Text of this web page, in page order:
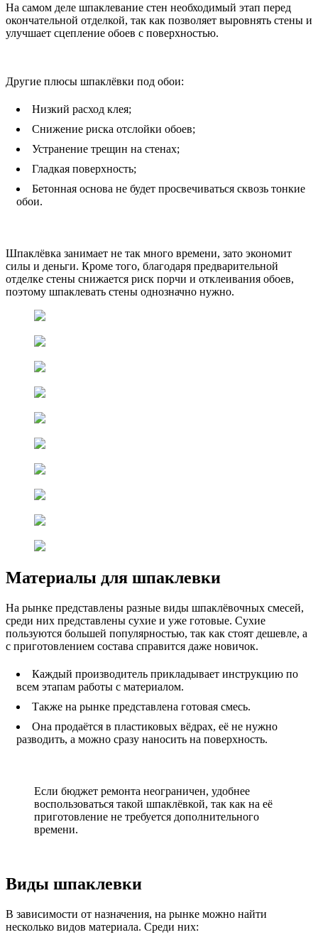
На самом деле шпаклевание стен необходимый этап перед
окончательной отделкой, так как позволяет выровнять стены и
улучшает сцепление обоев с поверхностью.
Другие плюсы шпаклёвки под обои:
Низкий расход клея;
Снижение риска отслойки обоев;
Устранение трещин на стенах;
Гладкая поверхность;
Бетонная основа не будет просвечиваться сквозь тонкие
обои.
Шпаклёвка занимает не так много времени, зато экономит
силы и деньги. Кроме того, благодаря предварительной
отделке стены снижается риск порчи и отклеивания обоев,
поэтому шпаклевать стены однозначно нужно.
Материалы для шпаклевки
На рынке представлены разные виды шпаклёвочных смесей,
среди них представлены сухие и уже готовые. Сухие
пользуются большей популярностью, так как стоят дешевле, а
с приготовлением состава справится даже новичок.
Каждый производитель прикладывает инструкцию по
всем этапам работы с материалом.
Также на рынке представлена готовая смесь.
Она продаётся в пластиковых вёдрах, её не нужно
разводить, а можно сразу наносить на поверхность.
Если бюджет ремонта неограничен, удобнее
воспользоваться такой шпаклёвкой, так как на её
приготовление не требуется дополнительного
времени.
Виды шпаклевки
В зависимости от назначения, на рынке можно найти
несколько видов материала. Среди них: